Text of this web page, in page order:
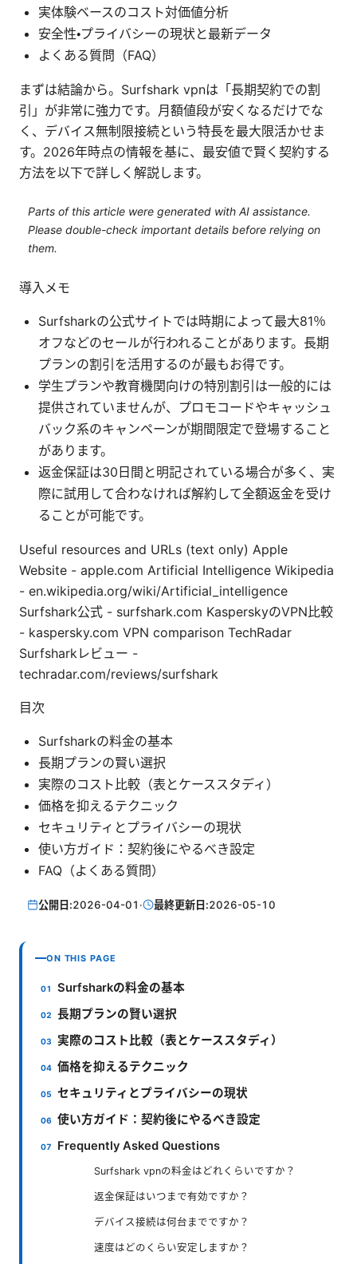
実体験ベースのコスト対価値分析
安全性・プライバシーの現状と最新データ
よくある質問（FAQ）
まずは結論から。Surfshark vpnは「長期契約での割
引」が非常に強力です。月額値段が安くなるだけでな
く、デバイス無制限接続という特長を最大限活かせま
す。2026年時点の情報を基に、最安値で賢く契約する
方法を以下で詳しく解説します。
Parts of this article were generated with AI assistance.
Please double-check important details before relying on
them.
導入メモ
Surfsharkの公式サイトでは時期によって最大81％
オフなどのセールが行われることがあります。長期
プランの割引を活用するのが最もお得です。
学生プランや教育機関向けの特別割引は一般的には
提供されていませんが、プロモコードやキャッシュ
バック系のキャンペーンが期間限定で登場すること
があります。
返金保証は30日間と明記されている場合が多く、実
際に試用して合わなければ解約して全額返金を受け
ることが可能です。
Useful resources and URLs (text only) Apple
Website - apple.com Artificial Intelligence Wikipedia
- en.wikipedia.org/wiki/Artificial_intelligence
Surfshark公式 - surfshark.com KasperskyのVPN比較
- kaspersky.com VPN comparison TechRadar
Surfsharkレビュー -
techradar.com/reviews/surfshark
目次
Surfsharkの料金の基本
長期プランの賢い選択
実際のコスト比較（表とケーススタディ）
価格を抑えるテクニック
セキュリティとプライバシーの現状
使い方ガイド：契約後にやるべき設定
FAQ（よくある質問）
公開日:2026-04-01 · 最終更新日:2026-05-10
ON THIS PAGE
Surfsharkの料金の基本
長期プランの賢い選択
実際のコスト比較（表とケーススタディ）
価格を抑えるテクニック
セキュリティとプライバシーの現状
使い方ガイド：契約後にやるべき設定
Frequently Asked Questions
Surfshark vpnの料金はどれくらいですか？
返金保証はいつまで有効ですか？
デバイス接続は何台までですか？
速度はどのくらい安定しますか？